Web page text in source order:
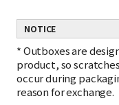
NOTICE
*Outboxes are
product, so
occur during
reason for exchange.